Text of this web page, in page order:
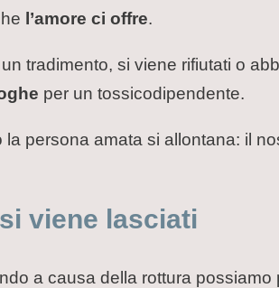
l’amore ci offre.
tradimento, si viene rifiutati o
per un tossicodipendente.
persona amata si allontana: il
viene lasciati
a causa della rottura possiamo